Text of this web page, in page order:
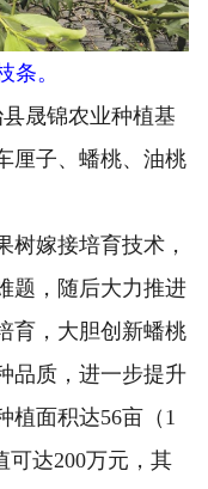
条。
晟锦农业种植基
厘子、蟠桃、油桃
嫁接培育技术，
题，随后大力推进
育，大胆创新蟠桃
品质，进一步提升
植面积达56亩（1
可达200万元，其